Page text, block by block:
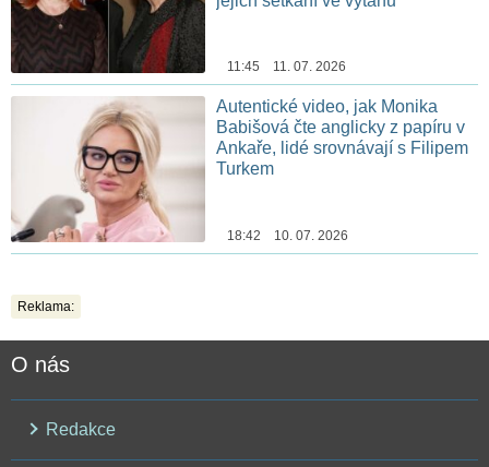
11:45 11. 07. 2026
Autentické video, jak Monika
Babišová čte anglicky z papíru v
Ankaře, lidé srovnávají s Filipem
Turkem
18:42 10. 07. 2026
Reklama:
O nás
Redakce